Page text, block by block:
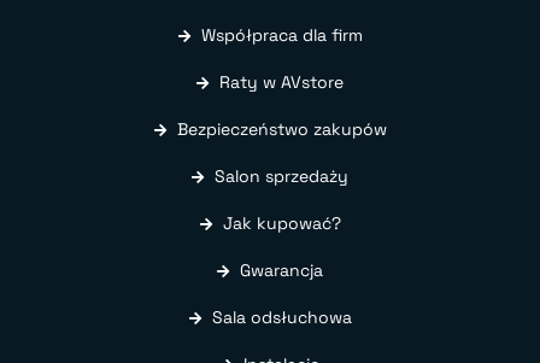
Współpraca dla firm
Raty w AVstore
Bezpieczeństwo zakupów
Salon sprzedaży
Jak kupować?
Gwarancja
Sala odsłuchowa